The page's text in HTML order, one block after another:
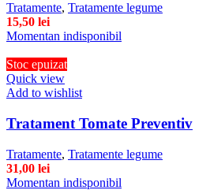
Tratamente, Tratamente legume
15,50 lei
Momentan indisponibil
Stoc epuizat
Quick view
Add to wishlist
Tratament Tomate Preventiv
Tratamente, Tratamente legume
31,00 lei
Momentan indisponibil